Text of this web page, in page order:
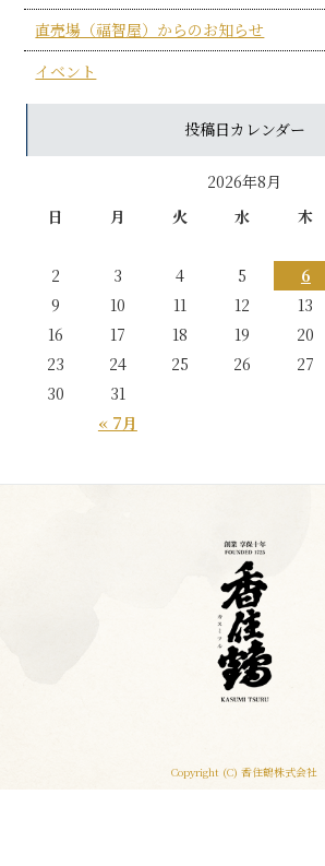
直売場（福智屋）からのお知らせ
イベント
投稿日カレンダー
2026年8月
日
月 火 水 木
« 7月
2
3 4 5 6
9
10 11 12 13
16
17 18 19 20
23
24 25 26 27
30
31
Copyright (C) 香住鶴株式会社